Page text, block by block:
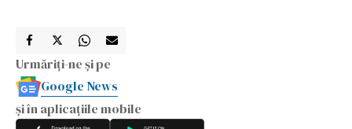
Urmăriți-ne și pe
Google News
și în aplicațiile mobile